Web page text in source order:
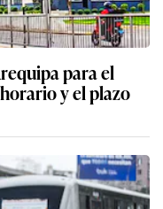
para el
y el plazo